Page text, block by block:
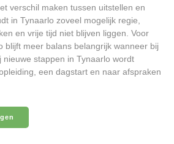
verschil maken tussen uitstellen en
in Tynaarlo zoveel mogelijk regie,
en vrije tijd niet blijven liggen. Voor
blijft meer balans belangrijk wanneer bij
nieuwe stappen in Tynaarlo wordt
een dagstart en naar afspraken